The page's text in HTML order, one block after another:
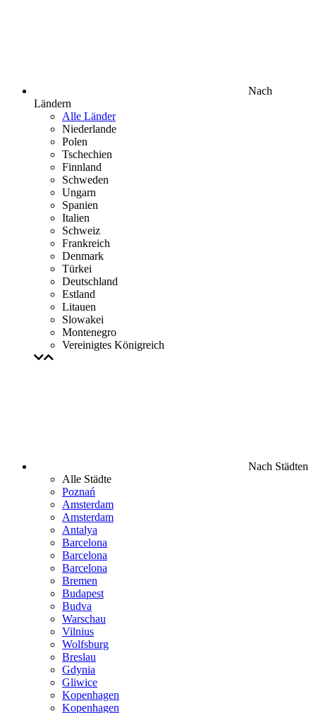
Nach
Ländern
Alle Länder
Niederlande
Polen
Tschechien
Finnland
Schweden
Ungarn
Spanien
Italien
Schweiz
Frankreich
Denmark
Türkei
Deutschland
Estland
Litauen
Slowakei
Montenegro
Vereinigtes Königreich
Nach Städten
Alle Städte
Poznań
Amsterdam
Amsterdam
Antalya
Barcelona
Barcelona
Barcelona
Bremen
Budapest
Budva
Warschau
Vilnius
Wolfsburg
Breslau
Gdynia
Gliwice
Kopenhagen
Kopenhagen